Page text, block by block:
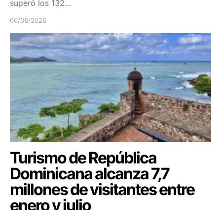
superó los 132…
06/08/2026
Turismo de República
Dominicana alcanza 7,7
millones de visitantes entre
enero y julio